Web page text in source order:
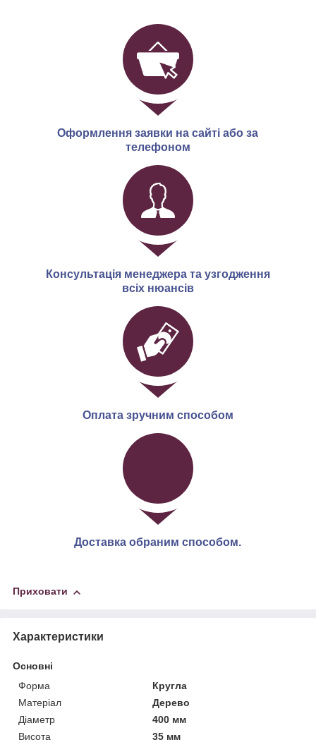
Оформлення заявки на сайті або за
телефоном
Консультація менеджера та узгодження
всіх нюансів
Оплата зручним способом
Доставка обраним способом.
Приховати
Характеристики
Основні
Форма
Кругла
Матеріал
Дерево
Діаметр
400 мм
Висота
35 мм